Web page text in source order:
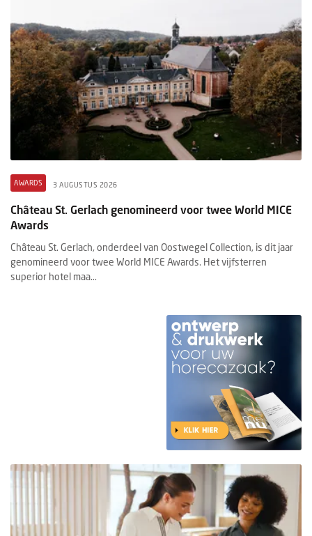
AWARDS 3 AUGUSTUS 2026
Château St. Gerlach genomineerd voor twee World MICE
Awards
Château St. Gerlach, onderdeel van Oostwegel Collection, is dit jaar
genomineerd voor twee World MICE Awards. Het vijfsterren
superior hotel maa...